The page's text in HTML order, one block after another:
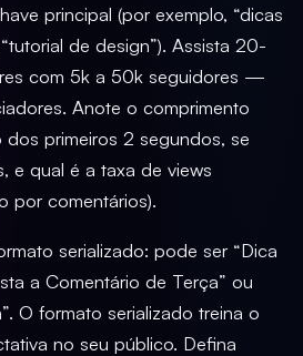
principal (por exemplo, “dicas
de design”). Assista 20-
com 5k a 50k seguidores —
Anote o comprimento
primeiros 2 segundos, se
e qual é a taxa de views
por comentários).
serializado: pode ser “Dica
a Comentário de Terça” ou
O formato serializado treina o
no seu público. Defina